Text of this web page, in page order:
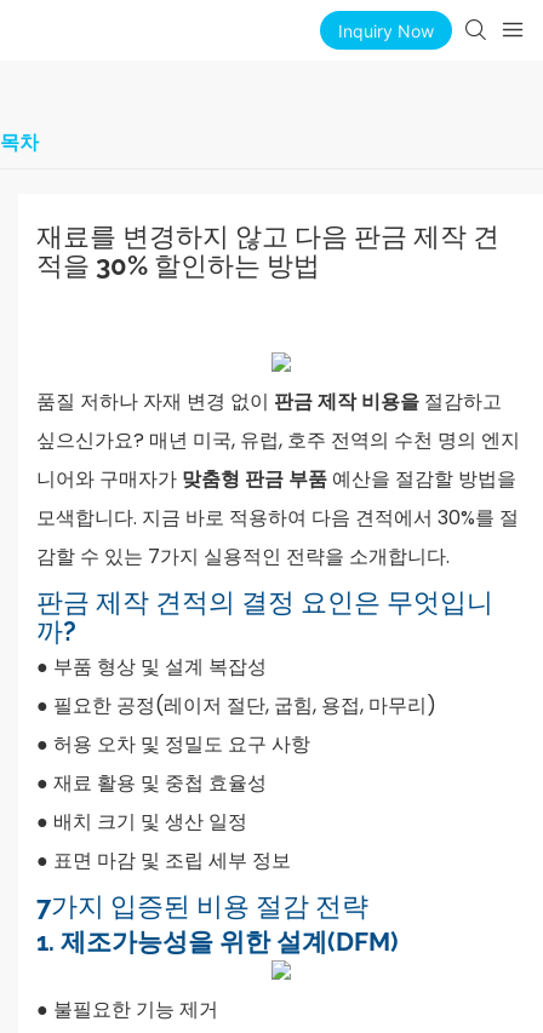
Inquiry Now
목차
재료를 변경하지 않고 다음 판금 제작 견
적을 30% 할인하는 방법
품질 저하나 자재 변경 없이 판금 제작 비용을 절감하고
싶으신가요? 매년 미국, 유럽, 호주 전역의 수천 명의 엔지
니어와 구매자가 맞춤형 판금 부품 예산을 절감할 방법을
모색합니다. 지금 바로 적용하여 다음 견적에서 30%를 절
감할 수 있는 7가지 실용적인 전략을 소개합니다.
판금 제작 견적의 결정 요인은 무엇입니
까?
● 부품 형상 및 설계 복잡성
● 필요한 공정(레이저 절단, 굽힘, 용접, 마무리)
● 허용 오차 및 정밀도 요구 사항
● 재료 활용 및 중첩 효율성
● 배치 크기 및 생산 일정
● 표면 마감 및 조립 세부 정보
7가지 입증된 비용 절감 전략
1. 제조가능성을 위한 설계(DFM)
● 불필요한 기능 제거